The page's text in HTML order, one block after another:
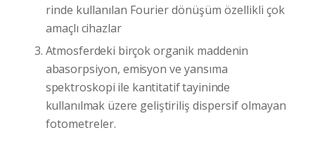
rinde kullanılan Fourier dönüşüm özellikli çok
amaçlı cihazlar
Atmosferdeki birçok organik maddenin
abasorpsiyon, emisyon ve yansıma
spektroskopi ile kantitatif tayininde
kullanılmak üzere geliştiril­iş dispersif olmayan
fotometreler.